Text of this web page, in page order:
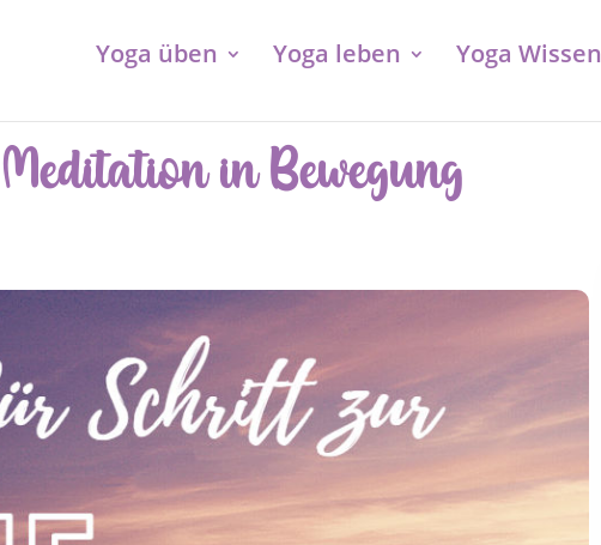
Yoga üben Yoga leben Yoga Wissen
in Bewegung